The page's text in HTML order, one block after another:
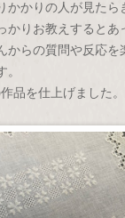
かりの人が見たら
かりお教えするとあ
からの質問や反応を
品を仕上げました。